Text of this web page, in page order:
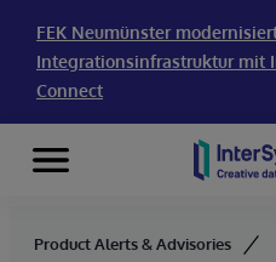
FEK Neumünster
Integrationsinfrastruktur mit
Connect
Skip to content
Menu
Product Alerts & Advisories